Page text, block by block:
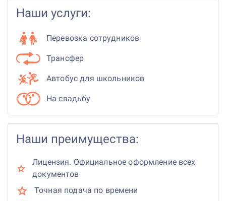
Наши услуги:
Перевозка сотрудников
Трансфер
Автобус для школьников
На свадьбу
Наши преимущества:
Лицензия. Официальное оформление всех
документов
Точная подача по времени